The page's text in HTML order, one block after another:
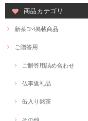
商品カテゴリ
新茶DM掲載商品
ご贈答用
ご贈答用詰め合わせ
仏事返礼品
缶入り銘茶